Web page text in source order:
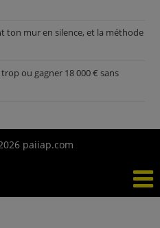
ton mur en silence, et la méthode
ou gagner 18 000 € sans
paiiap.com